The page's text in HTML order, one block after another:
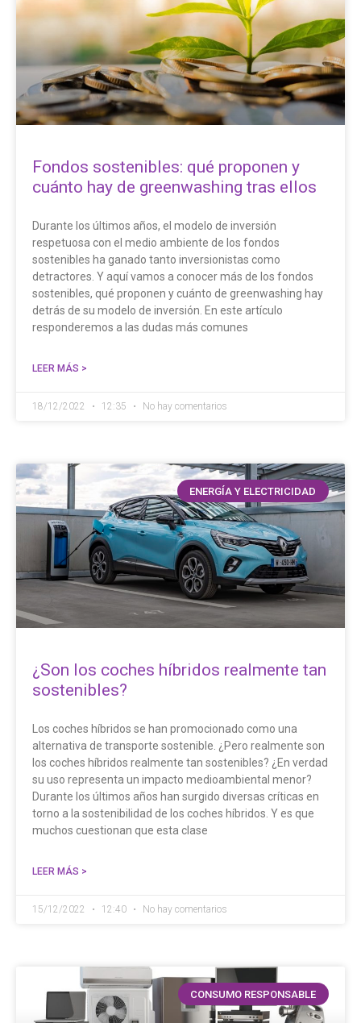
Fondos sostenibles: qué proponen y
cuánto hay de greenwashing tras ellos
Durante los últimos años, el modelo de inversión
respetuosa con el medio ambiente de los fondos
sostenibles ha ganado tanto inversionistas como
detractores. Y aquí vamos a conocer más de los fondos
sostenibles, qué proponen y cuánto de greenwashing hay
detrás de su modelo de inversión. En este artículo
responderemos a las dudas más comunes
LEER MÁS >
18/12/2022 12:35 No hay comentarios
ENERGÍA Y ELECTRICIDAD
¿Son los coches híbridos realmente tan
sostenibles?
Los coches híbridos se han promocionado como una
alternativa de transporte sostenible. ¿Pero realmente son
los coches híbridos realmente tan sostenibles? ¿En verdad
su uso representa un impacto medioambiental menor?
Durante los últimos años han surgido diversas críticas en
torno a la sostenibilidad de los coches híbridos. Y es que
muchos cuestionan que esta clase
LEER MÁS >
15/12/2022 12:40 No hay comentarios
CONSUMO RESPONSABLE